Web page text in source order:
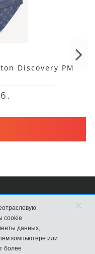
Discovery PM
cookie
данных,
компьютере или
более
×